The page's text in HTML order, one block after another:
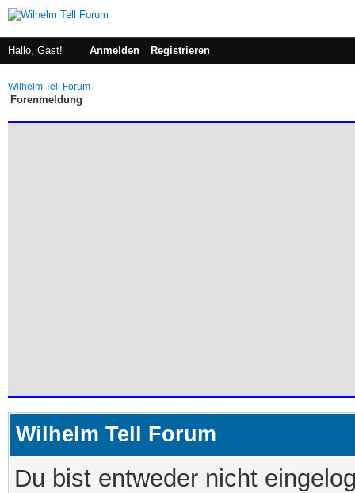
Hallo, Gast! Anmelden Registrieren
Wilhelm Tell Forum
Forenmeldung
Wilhelm Tell Forum
Du bist entweder nicht